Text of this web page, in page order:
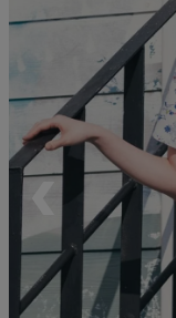
キッズ
ペア商品
ランキング
再入荷商品